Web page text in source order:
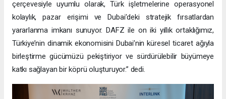
çerçevesiyle uyumlu olarak, Türk işletmelerine operasyonel
kolaylık, pazar erişimi ve Dubai’deki stratejik fırsatlardan
yararlanma imkanı sunuyor. DAFZ ile on iki yıllık ortaklığımız,
Türkiye’nin dinamik ekonomisini Dubai’nin küresel ticaret ağıyla
birleştirme gücümüzü pekiştiriyor ve sürdürülebilir büyümeye
katkı sağlayan bir köprü oluşturuyor.” dedi.